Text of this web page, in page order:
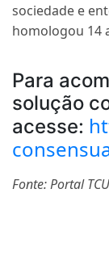
sociedade e
homologou 14
Para
solução
acesse:
Fonte: Portal TCU